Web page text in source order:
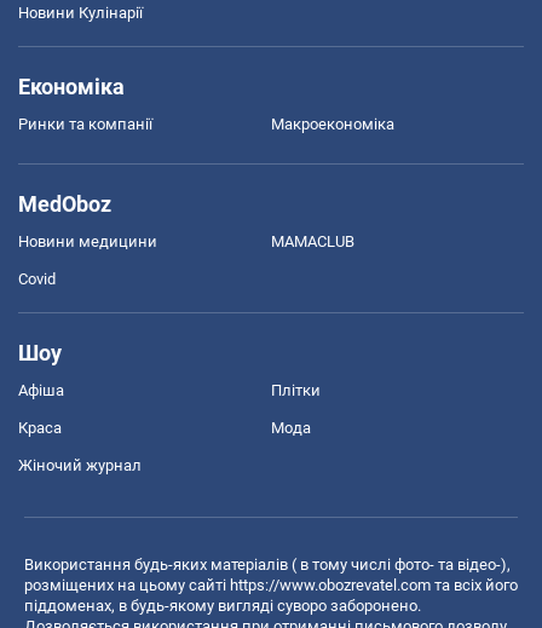
Новини Кулінарії
Економіка
Ринки та компанії Макроекономіка
MedOboz
Новини медицини MAMACLUB
Covid
Шоу
Афіша Плітки
Краса Мода
Жіночий журнал
Використання будь-яких матеріалів ( в тому числі фото- та відео-),
розміщених на цьому сайті https://www.obozrevatel.com та всіх його
піддоменах, в будь-якому вигляді суворо заборонено.